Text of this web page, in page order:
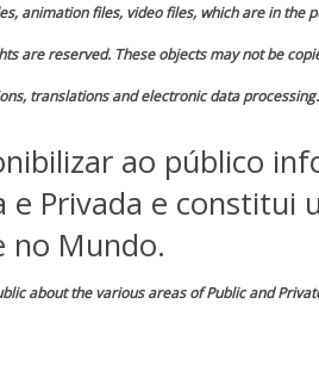
animation files, video files, which are in
are reserved. These objects may not be
translations and electronic data processing.
ao público
e Privada e
no Mundo.
about the various areas of Public and